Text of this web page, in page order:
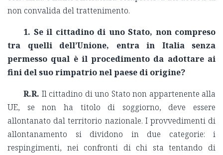
non convalida del trattenimento.
1. Se il cittadino di uno Stato, non compreso
tra quelli dell’Unione, entra in Italia senza
permesso qual è il procedimento da adottare ai
fini del suo rimpatrio nel paese di origine?
R.R. Il cittadino di uno Stato non appartenente alla
UE, se non ha titolo di soggiorno, deve essere
allontanato dal territorio nazionale. I provvedimenti di
allontanamento si dividono in due categorie: i
respingimenti, nei confronti di chi sta tentando di